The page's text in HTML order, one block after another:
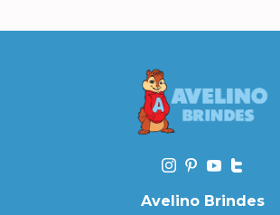
Avelino Brindes